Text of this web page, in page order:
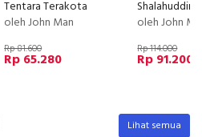
Tentara Terakota
oleh John Man
Rp 81.600
Rp 65.280
oleh John
Rp 114.000
Rp 91.200
Lihat semua